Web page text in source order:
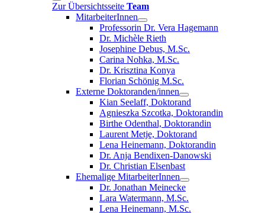
Zur Übersichtsseite Team
MitarbeiterInnen
Professorin Dr. Vera Hagemann
Dr. Michèle Rieth
Josephine Debus, M.Sc.
Carina Nohka, M.Sc.
Dr. Krisztina Konya
Florian Schönig M.Sc.
Externe Doktoranden/innen
Kian Seelaff, Doktorand
Agnieszka Szcotka, Doktorandin
Birthe Odenthal, Doktorandin
Laurent Metje, Doktorand
Lena Heinemann, Doktorandin
Dr. Anja Bendixen-Danowski
Dr. Christian Elsenbast
Ehemalige MitarbeiterInnen
Dr. Jonathan Meinecke
Lara Watermann, M.Sc.
Lena Heinemann, M.Sc.